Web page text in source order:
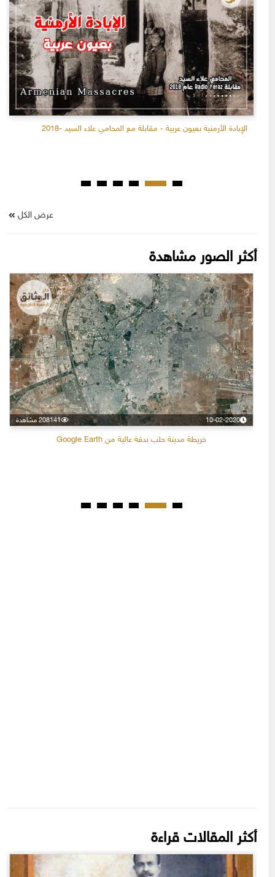
الإبادة الأرمنية بعيون عربية - مقابلة مع المحامي علاء السيد -2018
عرض الكل
أكثر الصور مشاهدة
10-02-2020 208141 مشاهدة
خريطة مدينة حلب بدقة عالية من Google Earth
أكثر المقالات قراءة